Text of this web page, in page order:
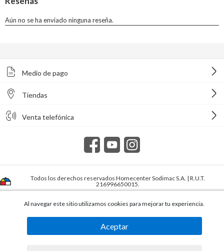
Producto no disponible momentáneamente
ENXUTA
Medio de pago
Tiendas
Venta telefónica
Todos los derechos reservados Homecenter Sodimac S.A. | R.U.T.
216996650015.
Al navegar este sitio utilizamos cookies para mejorar tu experiencia.
Aceptar